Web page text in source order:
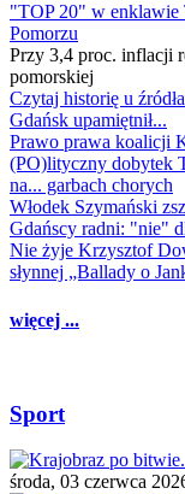
"TOP 20" w enklawie
Pomorzu
Przy 3,4 proc. inflacji
pomorskiej
Czytaj historię u
Gdańsk upamiętnił...
Prawo prawa koalicji
(PO)lityczny dobytek
na... garbach chorych
Włodek Szymański
Gdańscy radni: "nie"
Nie żyje Krzysztof
słynnej „Ballady o
więcej ...
Sport
środa, 03 czerwca